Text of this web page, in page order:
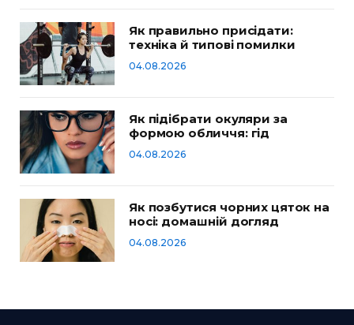
Як правильно присідати:
техніка й типові помилки
04.08.2026
Як підібрати окуляри за
формою обличчя: гід
04.08.2026
Як позбутися чорних цяток на
носі: домашній догляд
04.08.2026